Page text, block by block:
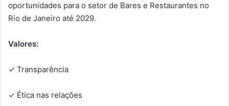
oportunidades para o setor de Bares e Restaurantes no
Rio de Janeiro até 2029.
Valores:
✓ Transparência
✓ Ética nas relações